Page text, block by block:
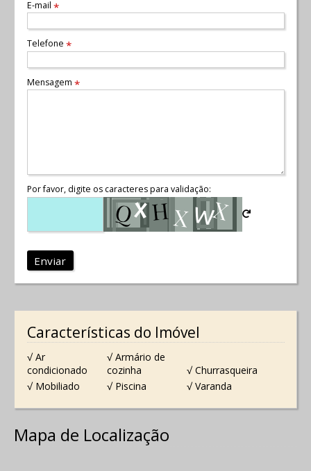
E-mail *
Telefone *
Mensagem *
Por favor, digite os caracteres para validação:
Enviar
Características do Imóvel
√ Ar
condicionado
√ Armário de
cozinha
√ Churrasqueira
√ Mobiliado
√ Piscina √ Varanda
Mapa de Localização